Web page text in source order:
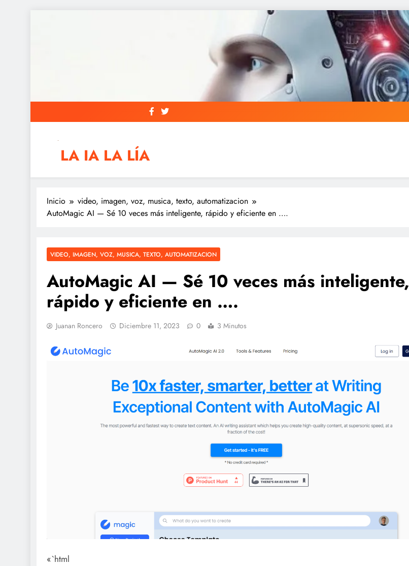
LA IA LA LÍA
IAs AIs, Automation y otras siglas raras
Inicio
video, imagen, voz, musica, texto, automatizacion
AutoMagic AI — Sé 10 veces más inteligente, rápido y eficiente en ….
VIDEO, IMAGEN, VOZ, MUSICA, TEXTO, AUTOMATIZACION
AutoMagic AI — Sé 10 veces más inteligente,
rápido y eficiente en ….
Juanan Roncero Diciembre 11, 2023 0 3 Minutos
«`html